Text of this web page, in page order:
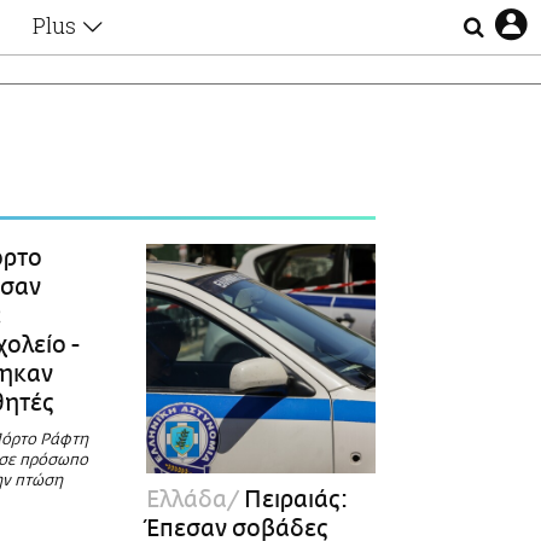
Plus
Οι Αθηναίοι
Απώλειες
Επιλογές
-
Ράφτη
πρόσωπο
πτώση
Ελλάδα Πειραιάς:
Έπεσαν σοβάδες